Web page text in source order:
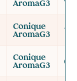
AromaG3
Conique
AromaG3 7
Conique
AromaG3
6